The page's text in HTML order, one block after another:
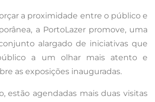
a proximidade entre o público e
a PortoLazer promove, uma
alargado de iniciativas que
a um olhar mais atento e
as exposições inauguradas.
estão agendadas mais duas visitas